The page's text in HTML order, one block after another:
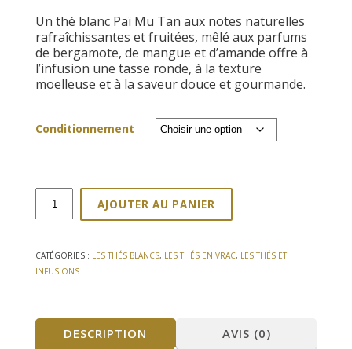
prix :
10,25€
à
195,00€
Un thé blanc Paï Mu Tan aux notes naturelles
rafraîchissantes et fruitées, mêlé aux parfums
de bergamote, de mangue et d’amande offre à
l’infusion une tasse ronde, à la texture
moelleuse et à la saveur douce et gourmande.
Conditionnement
quantité
Bella
Blanca
AJOUTER AU PANIER
CATÉGORIES : LES THÉS BLANCS, LES THÉS EN VRAC, LES THÉS ET
INFUSIONS
DESCRIPTION AVIS (0)